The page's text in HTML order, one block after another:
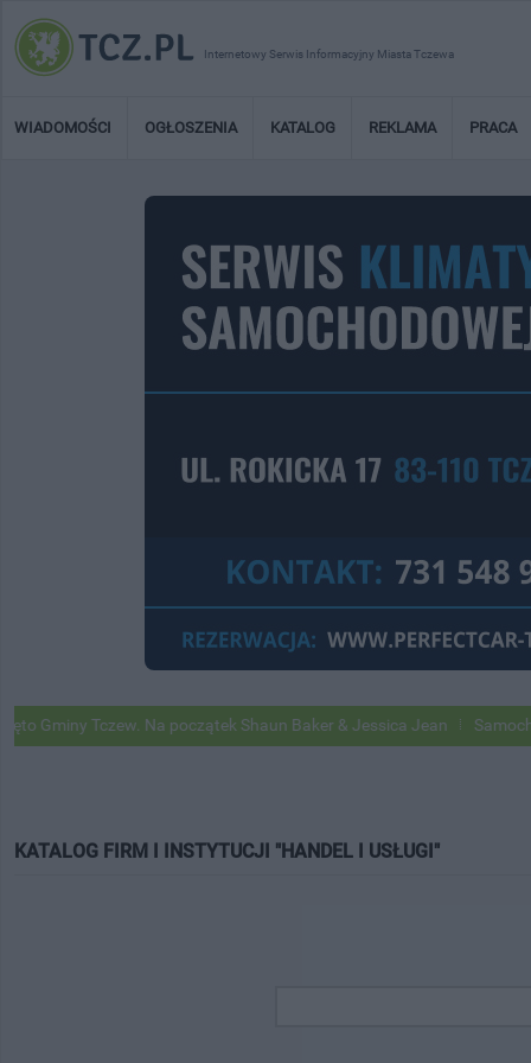
Internetowy Serwis Informacyjny Miasta Tczewa
WIADOMOŚCI OGŁOSZENIA KATALOG REKLAMA PRACA
Tczew. Na początek Shaun Baker & Jessica Jean Samochody
KATALOG FIRM I INSTYTUCJI "HANDEL I USŁUGI"